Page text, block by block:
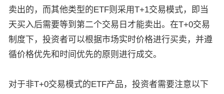
卖出的，而其他类型的ETF则采用T+1交易模式，即当
天买入后需要等到第二个交易日才能卖出。在T+0交易
制度下，投资者可以根据市场实时价格进行买卖，并遵
循价格优先和时间优先的原则进行成交。
对于非T+0交易模式的ETF产品，投资者需要注意以下